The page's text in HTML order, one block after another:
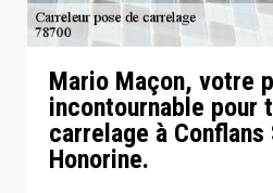
Mario Maçon, votre
incontournable pour
carrelage à Conflans
Honorine.